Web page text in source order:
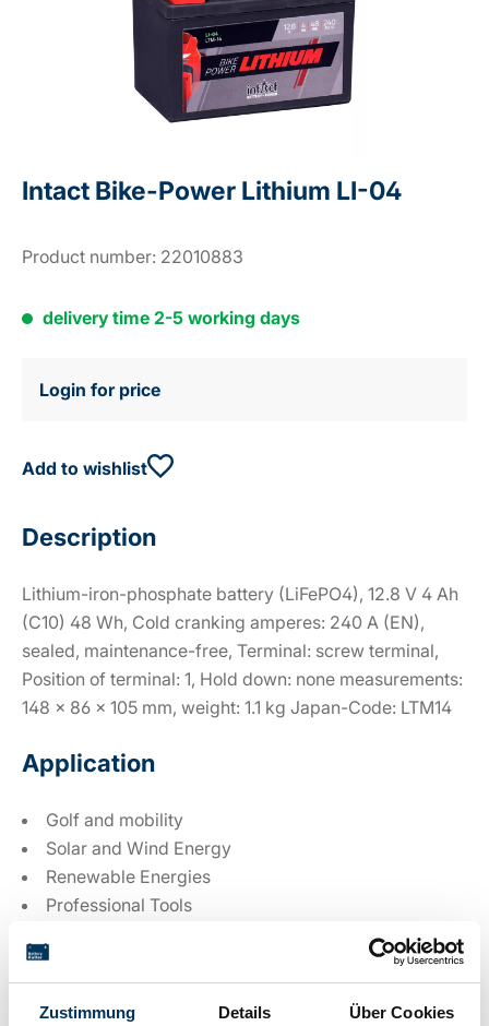
Zustimmung Details Über Cookies
Intact Bike-Power Lithium LI-04
Product number: 22010883
delivery time 2-5 working days
Login for price
Add to wishlist
Description
Lithium-iron-phosphate battery (LiFePO4), 12.8 V 4 Ah
(C10) 48 Wh, Cold cranking amperes: 240 A (EN),
sealed, maintenance-free, Terminal: screw terminal,
Position of terminal: 1, Hold down: none measurements:
148 x 86 x 105 mm, weight: 1.1 kg Japan-Code: LTM14
Application
Golf and mobility
Solar and Wind Energy
Renewable Energies
Professional Tools
Emergency Lighting
Measuring instruments